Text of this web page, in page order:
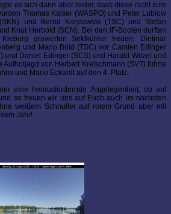
es sich dann aber leider, dass diese nicht zum
Thomas Kaiser (WASPO) und Peter Lublow
und Bernd Korytowski (TSC) und Stefan
Knut Herbold (SCN). Bei den IF-Booten durften
gravierten Sektkühler freuen: Dietmar
und Mario Bold (TSC) vor Carsten Edinger
und Daniel Edinger (SCS) und Harald Witzel und
Aufholjagd von Herbert Kretschmann (SVT) führte
und Mario Eckardt auf den 4. Platz.
eine herausfordernde Angelegenheit, ob auf
so freuen wir uns auf Euch auch im nächsten
weißem Schnuller auf rotem Grund aber mit
Jahr!